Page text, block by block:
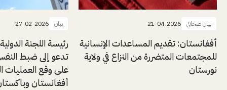
بيان صحافي 21-04-2026
أفغانستان: تقديم المساعدات الإنسانية
للمجتمعات المتضررة من النزاع في ولاية
نورستان
بيان 27-02-2026
رئيسة اللجنة
تدعو إلى ضبط
على وقع العمليات
أفغانستان